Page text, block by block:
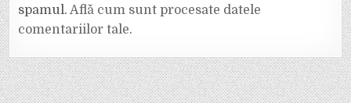
spamul.Află cum sunt procesate datele
comentariilor tale.